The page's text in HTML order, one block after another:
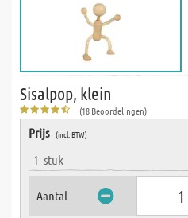
Sisalpop, klein
(18 Beoordelingen)
Prijs (incl. BTW)
1 stuk
Aantal